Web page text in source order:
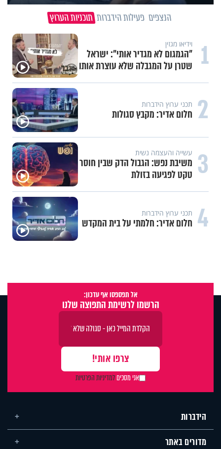
הנצפים פעילות הידברות תוכניות הערוץ
1 וידיאו מגזין
"הגמגום לא מגדיר אותי": ישראל
שטרן על המגבלה שלא עוצרת אותו
2 תכני ערוץ הידברות
חלום אדיר: מקבץ סגולות
3 עשייה והעצמה נשית
משיבת נפש: הגבול הדק שבין חוסר
טקט לפגיעה בזולת
4 תכני ערוץ הידברות
חלום אדיר: חלמתי על בית המקדש
אל תפספסו אף עדכון:
הרשמו לרשימת התפוצה שלנו
אני מסכיםלמדיניות הפרטיות
הידברות
מדורים באתר